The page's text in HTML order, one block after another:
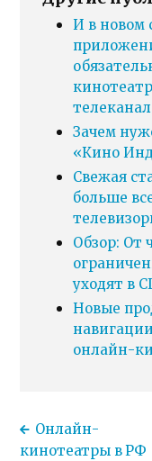
И в новом
Зачем
«Кино
Свежая
больше
Обзор: От
уходят в
Новые
онлайн-
Онлайн-
кинотеатры в РФ